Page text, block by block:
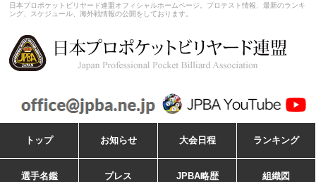
日本プロポケットビリヤード連盟オフィシャルホームページ。プロテスト情報、最新のランキ
ング、スケジュール、海外戦情報の公開をしております。
トップ お知らせ 大会日程 ランキング
選手名鑑 プレス JPBA略歴 組織図